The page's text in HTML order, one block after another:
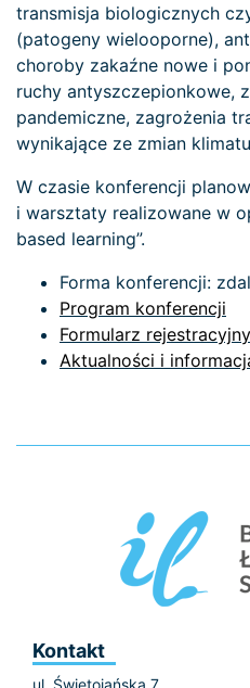
transmisja biologicznych
(patogeny wielooporne),
choroby zakaźne nowe i
ruchy antyszczepionkowe,
pandemiczne, zagrożenia
wynikające ze zmian
W czasie konferencji
i warsztaty realizowane w
based learning”.
Forma konferencji:
Program konferencji
Formularz rejestracyjny
Aktualności i
Kontakt